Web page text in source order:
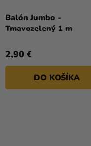
Balón Jumbo -
Tmavozelený 1 m
2,90 €
DO KOŠÍKA